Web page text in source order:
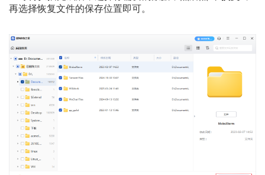
再选择恢复文件的保存位置即可。